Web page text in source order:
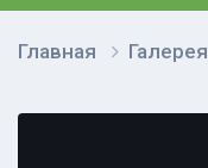
Главная Галерея